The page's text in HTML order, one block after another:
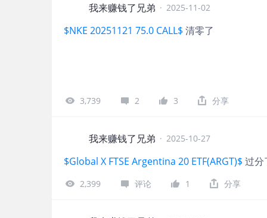
我来赚钱了兄弟 · 2025-11-02
$NKE 20251121 75.0 CALL$ 清零了
3,739 2 3 分享
我来赚钱了兄弟 · 2025-10-27
$Global X FTSE Argentina 20 ETF(ARGT)$ 过分
2,399 评论 1 分享